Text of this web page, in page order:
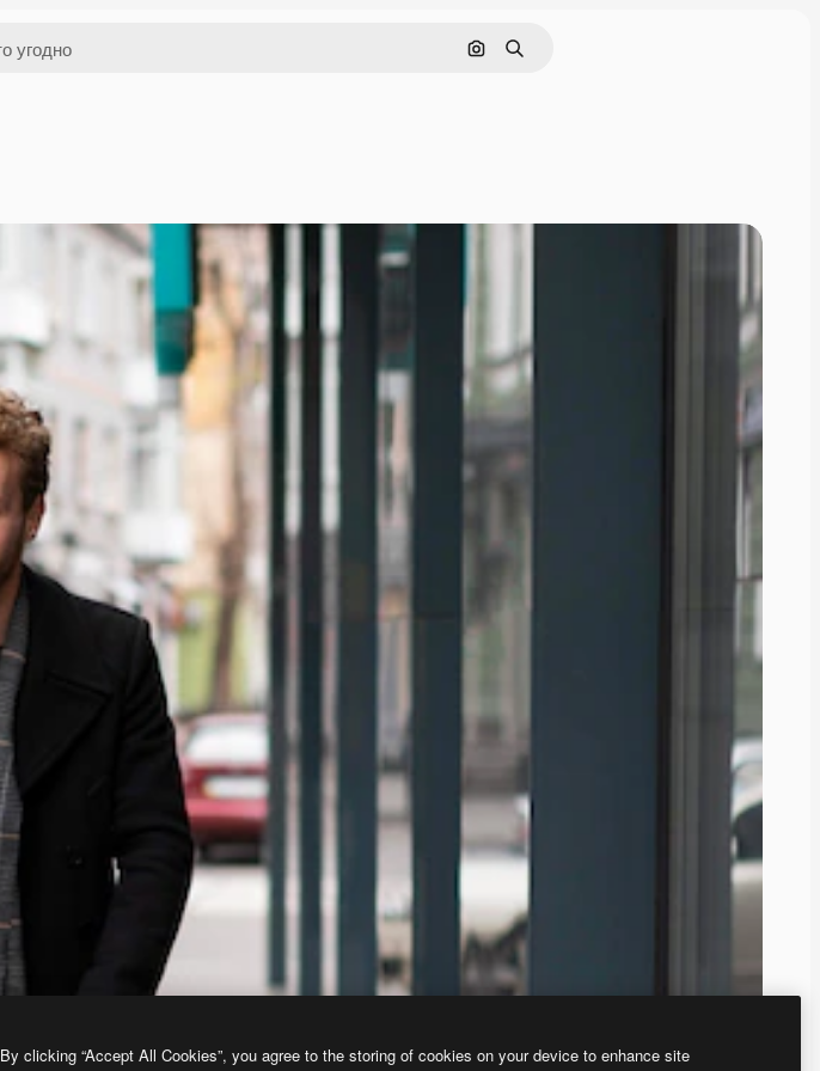
Поиск по изображению
Поиск
By clicking “Accept All Cookies”, you agree to the storing of cookies on your device to enhance site